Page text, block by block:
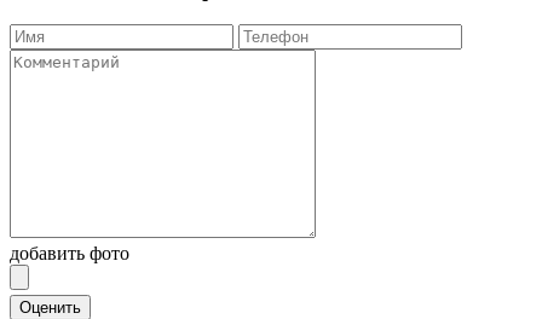
добавить фото
Оценить